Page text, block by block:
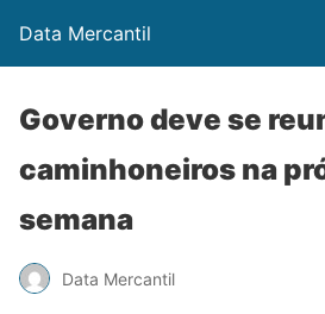
Data Mercantil
Governo deve se
caminhoneiros na
semana
Data Mercantil